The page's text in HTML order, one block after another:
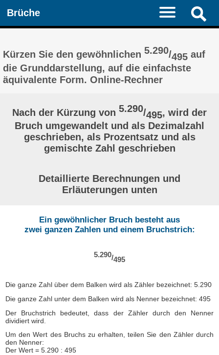
Brüche
Kürzen Sie den gewöhnlichen5.290/495 auf
die Grunddarstellung, auf die einfachste
äquivalente Form. Online-Rechner
Nach der Kürzung von 5.290/495, wird der
Bruch umgewandelt und als Dezimalzahl
geschrieben, als Prozentsatz und als
gemischte Zahl geschrieben
Detaillierte Berechnungen und
Erläuterungen unten
Ein gewöhnlicher Bruch besteht aus
zwei ganzen Zahlen und einem Bruchstrich:
5.290/495
Die ganze Zahl über dem Balken wird als Zähler bezeichnet: 5.290
Die ganze Zahl unter dem Balken wird als Nenner bezeichnet: 495
Der Bruchstrich bedeutet, dass der Zähler durch den Nenner
dividiert wird.
Um den Wert des Bruchs zu erhalten, teilen Sie den Zähler durch
den Nenner:
Der Wert = 5.290 : 495